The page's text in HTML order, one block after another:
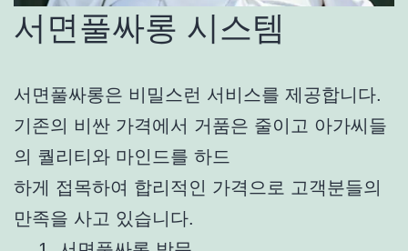
서면풀싸롱 시스템
서면풀싸롱은 비밀스런 서비스를 제공합니다.
기존의 비싼 가격에서 거품은 줄이고 아가씨들
의 퀄리티와 마인드를 하드
하게 접목하여 합리적인 가격으로 고객분들의
만족을 사고 있습니다.